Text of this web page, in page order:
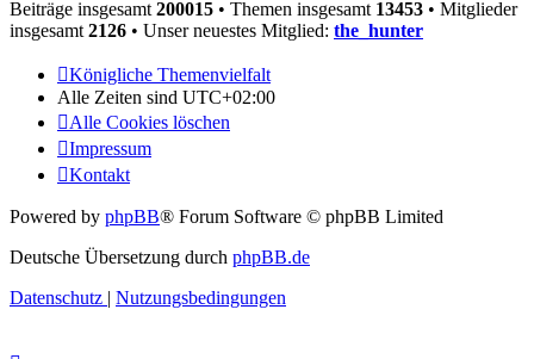
Beiträge insgesamt 200015 • Themen insgesamt 13453 • Mitglieder
insgesamt 2126 • Unser neuestes Mitglied: the_hunter
Königliche Themenvielfalt
Alle Zeiten sind UTC+02:00
Alle Cookies löschen
Impressum
Kontakt
Powered by phpBB® Forum Software © phpBB Limited
Deutsche Übersetzung durch phpBB.de
Datenschutz | Nutzungsbedingungen